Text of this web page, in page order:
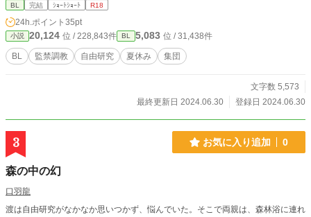
BL 完結 ｼｮｰﾄｼｮｰﾄ R18
24h.ポイント 35pt
小説 20,124 位 / 228,843件 BL 5,083 位 / 31,438件
BL 監禁調教 自由研究 夏休み 集団
文字数 5,573
最終更新日 2024.06.30
登録日 2024.06.30
3 お気に入り追加 0
森の中の幻
口羽龍
渡は自由研究がなかなか思いつかず、悩んでいた。そこで両親は、森林浴に連れ